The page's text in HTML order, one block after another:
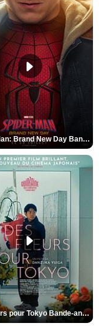
Spider-Man: Brand New Day Bande-annonce VO STFR
Des Fleurs pour Tokyo Bande-annonce VO STFR